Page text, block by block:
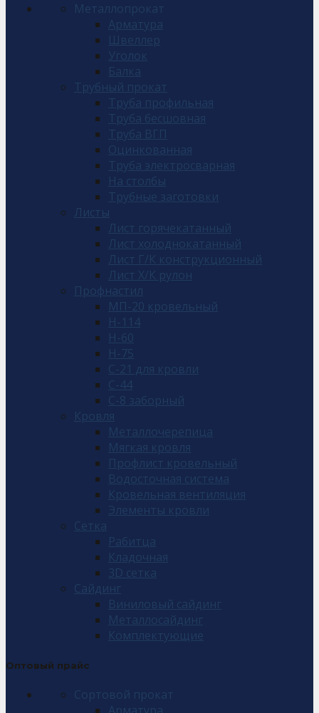
Металлопрокат
Арматура
Швеллер
Уголок
Балка
Трубный прокат
Труба профильная
Труба бесшовная
Труба ВГП
Оцинкованная
Труба электросварная
На столбы
Трубные заготовки
Листы
Лист горячекатанный
Лист холоднокатанный
Лист Г/К конструкционный
Лист Х/К рулон
Профнастил
МП-20 кровельный
Н-114
Н-60
Н-75
С-21 для кровли
С-44
С-8 заборный
Кровля
Металлочерепица
Мягкая кровля
Профлист кровельный
Водосточная система
Кровельная вентиляция
Элементы кровли
Сетка
Рабитца
Кладочная
3D сетка
Сайдинг
Виниловый сайдинг
Металлосайдинг
Комплектующие
Оптовый прайс
Сортовой прокат